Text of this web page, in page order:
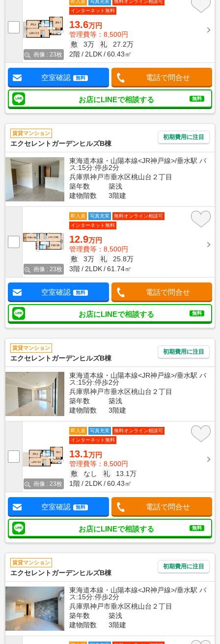
画像 : 23枚
即入居 写真充実
無料オンライン相談可
インターネット無料
13.6万円
管理費等：8,500円
敷
3万 礼
27.2万
2階
2LDK 60.43㎡
空室確認 無料 電話で問合せ
お店にLINEで相談する 無料
賃貸マンション
エクセレントガーデンヒルズB棟
初期費用に注目
東海道本線・山陽本線<JR神戸線>/垂水駅 バ
ス:15分:停歩2分
兵庫県神戸市垂水区桃山台２丁目
築年数
築浅
建物階数
3階建
画像 : 23枚
即入居 写真充実
無料オンライン相談可
インターネット無料
12.9万円
管理費等：8,500円
敷
3万 礼
25.8万
3階
2LDK 61.74㎡
空室確認 無料 電話で問合せ
お店にLINEで相談する 無料
賃貸マンション
エクセレントガーデンヒルズB棟
初期費用に注目
東海道本線・山陽本線<JR神戸線>/垂水駅 バ
ス:15分:停歩2分
兵庫県神戸市垂水区桃山台２丁目
築年数
築浅
建物階数
3階建
画像 : 23枚
即入居 写真充実
無料オンライン相談可
インターネット無料
13.1万円
管理費等：8,500円
敷
なし 礼
13.1万
1階
2LDK 60.43㎡
空室確認 無料 電話で問合せ
お店にLINEで相談する 無料
賃貸マンション
エクセレントガーデンヒルズB棟
初期費用に注目
東海道本線・山陽本線<JR神戸線>/垂水駅 バ
ス:15分:停歩2分
兵庫県神戸市垂水区桃山台２丁目
築年数
築浅
建物階数
3階建